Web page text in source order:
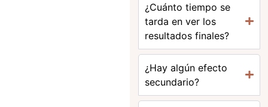
¿Cuánto tiempo se
tarda en ver los
resultados finales?
¿Hay algún efecto
secundario?